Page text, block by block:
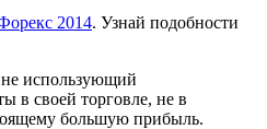
2014. Узнай подобности
не использующий
в своей торговле, не в
большую прибыль.